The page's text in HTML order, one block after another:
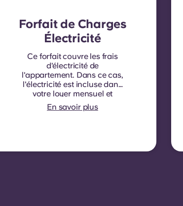
Forfait de Charges
Électricité
Ce forfait couvre les frais
d'électricité de
l'appartement. Dans ce cas,
l'électricité est incluse dans
votre loyer mensuel et
aucun contrat
supplémentaire n'est requis.
Le cas échéant, les
En savoir plus